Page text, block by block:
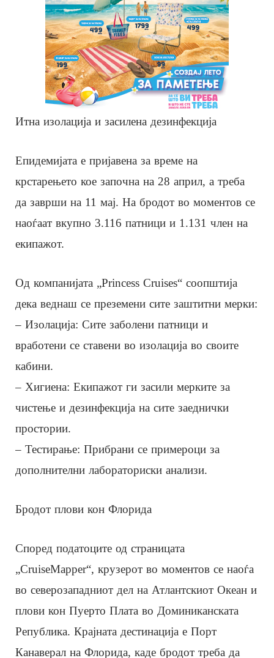
Итна изолација и засилена дезинфекција
Епидемијата е пријавена за време на
крстарењето кое започна на 28 април, а треба
да заврши на 11 мај. На бродот во моментов се
наоѓаат вкупно 3.116 патници и 1.131 член на
екипажот.
Од компанијата „Princess Cruises“ соопштија
дека веднаш се преземени сите заштитни мерки:
– Изолација: Сите заболени патници и
вработени се ставени во изолација во своите
кабини.
– Хигиена: Екипажот ги засили мерките за
чистење и дезинфекција на сите заеднички
простории.
– Тестирање: Прибрани се примероци за
дополнителни лабораториски анализи.
Бродот плови кон Флорида
Според податоците од страницата
„CruiseMapper“, крузерот во моментов се наоѓа
во северозападниот дел на Атлантскиот Океан и
плови кон Пуерто Плата во Доминиканската
Република. Крајната дестинација е Порт
Канаверал на Флорида, каде бродот треба да